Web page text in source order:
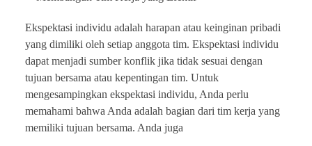
Ekspektasi individu adalah harapan atau keinginan pribadi
yang dimiliki oleh setiap anggota tim. Ekspektasi individu
dapat menjadi sumber konflik jika tidak sesuai dengan
tujuan bersama atau kepentingan tim. Untuk
mengesampingkan ekspektasi individu, Anda perlu
memahami bahwa Anda adalah bagian dari tim kerja yang
memiliki tujuan bersama. Anda juga